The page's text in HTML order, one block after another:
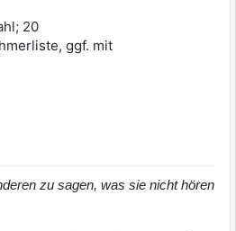
20
ggf. mit
zu sagen, was sie nicht hören